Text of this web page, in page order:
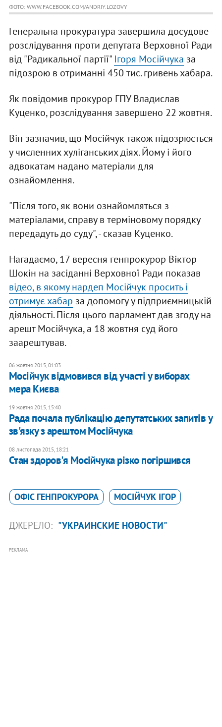
ФОТО: WWW.FACEBOOK.COM/ANDRIY.LOZOVY
Генеральна прокуратура завершила досудове
розслідування проти депутата Верховної Ради
від "Радикальної партії" Ігоря Мосійчука за
підозрою в отриманні 450 тис. гривень хабара.
Як повідомив прокурор ГПУ Владислав
Куценко, розслідування завершено 22 жовтня.
Він зазначив, що Мосійчук також підозрюється
у численних хуліганських діях. Йому і його
адвокатам надано матеріали для
ознайомлення.
"Після того, як вони ознайомляться з
матеріалами, справу в терміновому порядку
передадуть до суду", - сказав Куценко.
Нагадаємо, 17 вересня генпрокурор Віктор
Шокін на засіданні Верховної Ради показав
відео, в якому нардеп Мосійчук просить і
отримує хабар за допомогу у підприємницькій
діяльності. Після цього парламент дав згоду на
арешт Мосійчука, а 18 жовтня суд його
заарештував.
06 жовтня 2015, 01:03
Мосійчук відмовився від участі у виборах
мера Києва
19 жовтня 2015, 15:40
Рада почала публікацію депутатських запитів у
зв'язку з арештом Мосійчука
08 листопада 2015, 18:21
Стан здоров'я Мосійчука різко погіршився
ОФІС ГЕНПРОКУРОРА МОСІЙЧУК ІГОР
ДЖЕРЕЛО: "УКРАИНСКИЕ НОВОСТИ"
РЕКЛАМА